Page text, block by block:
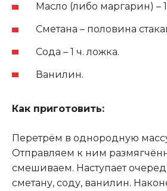
Масло (либо маргарин) –
Сметана – половина
Сода – 1 ч. ложка.
Ванилин.
Как приготовить:
Перетрём в однородную
Отправляем к ним
смешиваем. Наступает
сметану, соду, ванилин.